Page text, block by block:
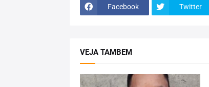
Facebook Twitter
VEJA TAMBEM